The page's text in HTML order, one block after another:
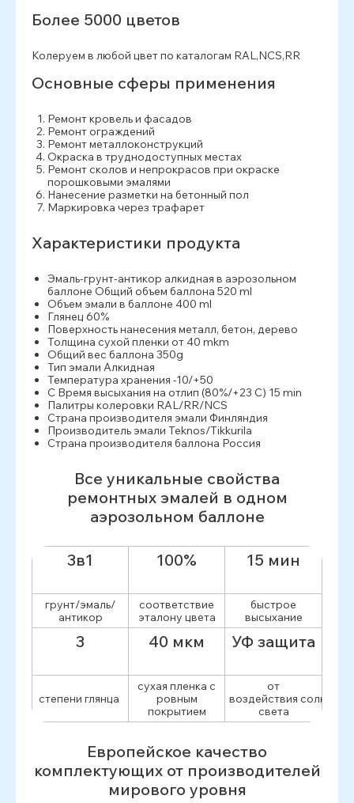
Более 5000 цветов
Колеруем в любой цвет по каталогам RAL,NCS,RR
Основные сферы применения
Ремонт кровель и фасадов
Ремонт ограждений
Ремонт металлоконструкций
Окраска в труднодоступных местах
Ремонт сколов и непрокрасов при окраске
порошковыми эмалями
Нанесение разметки на бетонный пол
Маркировка через трафарет
Характеристики продукта
Эмаль-грунт-антикор алкидная в аэрозольном
баллоне Общий объем баллона 520 ml
Объем эмали в баллоне 400 ml
Глянец 60%
Поверхность нанесения металл, бетон, дерево
Толщина сухой пленки от 40 mkm
Общий вес баллона 350g
Тип эмали Алкидная
Температура хранения -10/+50
С Время высыхания на отлип (80%/+23 С) 15 min
Палитры колеровки RAL/RR/NCS
Страна производителя эмали Финляндия
Производитель эмали Teknos/Tikkurila
Страна производителя баллона Россия
Все уникальные свойства
ремонтных эмалей в одном
аэрозольном баллоне
3в1 100% 15 мин
грунт/эмаль/
антикор
соответствие
эталону цвета
быстрое
высыхание
3 40 мкм УФ защита
степени глянца
сухая пленка с
ровным
покрытием
от
воздействия
света
Европейское качество
комплектующих от производителей
мирового уровня